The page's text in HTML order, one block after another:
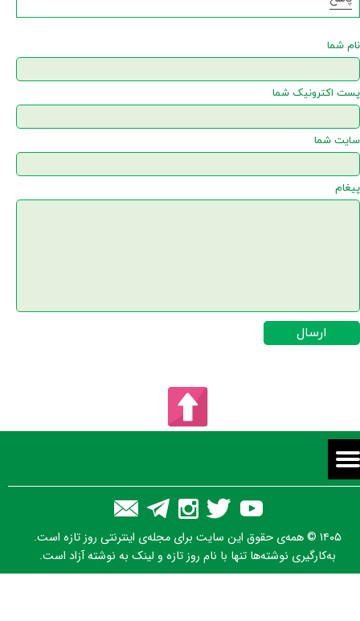
نام شما
پست اکترونیک شما
سایت شما
پیغام
ارسال
۱۴۰۵ © همه‌ی حقوق این سایت برای مجله‌ی اینترنتی روز تازه است.
به‌کارگیری نوشته‌ها تنها با نام روز تازه و لینک به نوشته آزاد است.